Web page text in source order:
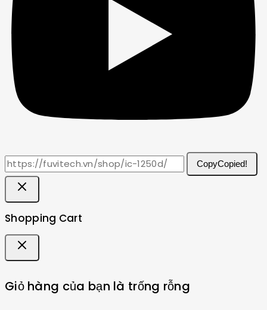
CopyCopied!
Shopping Cart
Giỏ hàng của bạn là trống rỗng